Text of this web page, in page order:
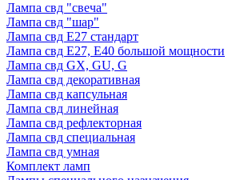
Лампа свд "свеча"
Лампа свд "шар"
Лампа свд E27 стандарт
Лампа свд E27, Е40 большой мощности
Лампа свд GX, GU, G
Лампа свд декоративная
Лампа свд капсульная
Лампа свд линейная
Лампа свд рефлекторная
Лампа свд специальная
Лампа свд умная
Комплект ламп